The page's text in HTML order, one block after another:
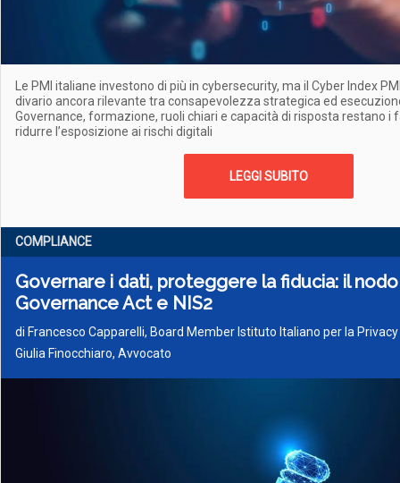
Le PMI italiane investono di più in cybersecurity, ma il Cyber Index
divario ancora rilevante tra consapevolezza strategica ed
Governance, formazione, ruoli chiari e capacità di risposta restano i
ridurre l’esposizione ai rischi digitali
LEGGI SUBITO
COMPLIANCE
Governare i dati, proteggere la fiducia: il
Governance Act e NIS2
di Francesco Capparelli, Board Member Istituto Italiano per la Privacy
Giulia Finocchiaro, Avvocato